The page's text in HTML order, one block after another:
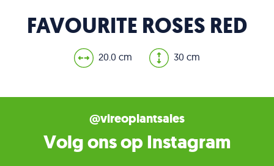
FAVOURITE ROSES RED
20.0 cm 30 cm
@vireoplantsales
Volg ons op Instagram